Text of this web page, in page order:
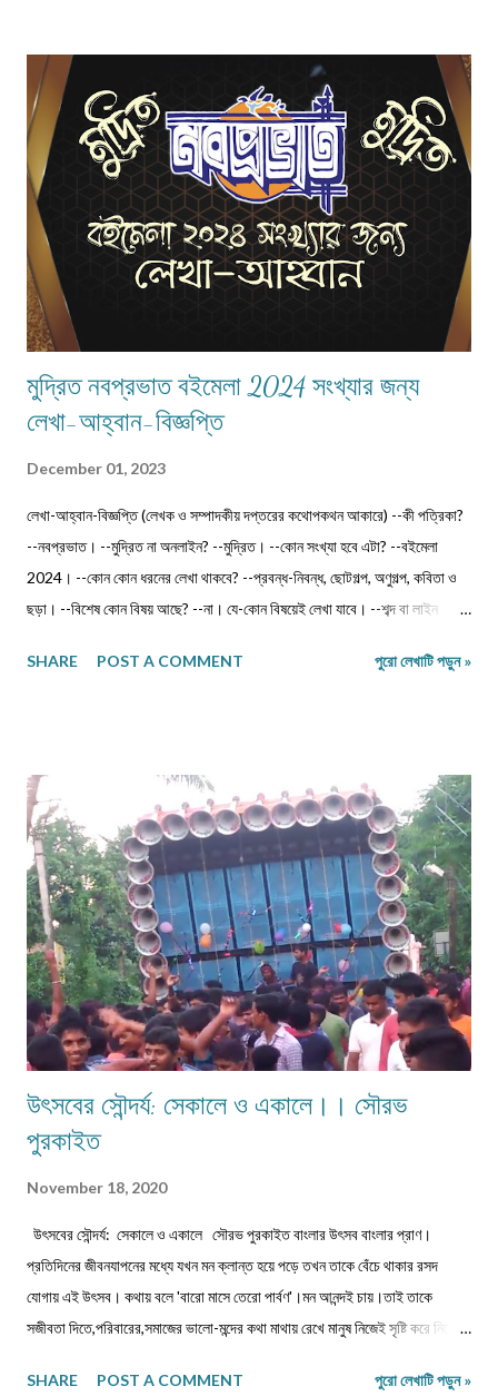
নম্বর। (ছবি দেওয়ার দরকার নেই।) ১) মেলের সাবজেক্ট লাইনে লিখবেন 'মুদ্রিত নবপ্রভাত
বইমেলা সংখ্যা ২০২৬-এর জন্য'। ২) বানানের দিকে বিশেষ নজর দেবেন। ৩) যতিচিহ্নের
আগে স্পেস না দিয়ে পরে দেবেন। ৪) বিশেষ কোন চিহ্ন (যেমন @ # ...
মুদ্রিত নবপ্রভাত বইমেলা 2024 সংখ্যার জন্য
লেখা-আহ্বান-বিজ্ঞপ্তি
December 01, 2023
লেখা-আহ্বান-বিজ্ঞপ্তি (লেখক ও সম্পাদকীয় দপ্তরের কথোপকথন আকারে) --কী পত্রিকা?
--নবপ্রভাত। --মুদ্রিত না অনলাইন? --মুদ্রিত। --কোন সংখ্যা হবে এটা? --বইমেলা
2024। --কোন কোন ধরনের লেখা থাকবে? --প্রবন্ধ-নিবন্ধ, ছোটগল্প, অণুগল্প, কবিতা ও
ছড়া। --বিশেষ কোন বিষয় আছে? --না। যে-কোন বিষয়েই লেখা যাবে। --শব্দ বা লাইন
14 লাইনের মধ্যে, অণুগল্প কমবেশি 200/250শব্দে)। তাতে অনেককেই সুযোগ দেওয়া যায়।
সপ্তাহে। --লেখা পাঠানোর শেষতারিখ কত? -- 17 ডিসেম্বর 2023। --কীভাবে পাঠাতে
হবে? --মেলবডিতে টাইপ বা পেস্ট করে পাঠাবেন। word ফাইলে পাঠানো যেতে পারে। --
লেখার সঙ্গে কী কী দিতে হবে? --নিজের নাম, ঠিকানা এবং ফোন ও whatsapp নম্বর। (ছবি
দেওয়ার দরকার নেই।) --বিশেষ সতর্কতা কিছু ? --১)মেলের সাবজেক্ট লাইনে লিখবেন '...
SHARE POST A COMMENT পুরো লেখাটি পড়ুন »
উৎসবের সৌন্দর্য: সেকালে ও একালে।। সৌরভ
পুরকাইত
November 18, 2020
উৎসবের সৌন্দর্য: সেকালে ও একালে সৌরভ পুরকাইত বাংলার উৎসব বাংলার প্রাণ।
প্রতিদিনের জীবনযাপনের মধ্যে যখন মন ক্লান্ত হয়ে পড়ে তখন তাকে বেঁচে থাকার রসদ
যোগায় এই উৎসব। কথায় বলে 'বারো মাসে তেরো পার্বণ'।মন আনন্দই চায়।তাই তাকে
সজীবতা দিতে,পরিবারের,সমাজের ভালো-মন্দের কথা মাথায় রেখে মানুষ নিজেই সৃষ্টি করে নিয়েছে
ছিল না।উৎসবই তাকে ঘর থেকে বাইরে টেনে এনেছে,চিনতে শিখিয়েছে আনন্দ ভাগ করে
SHARE POST A COMMENT পুরো লেখাটি পড়ুন »